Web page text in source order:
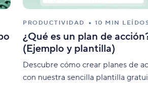
PRODUCTIVIDAD 10 MIN
¿Qué es un plan de
(Ejemplo y plantilla)
Descubre cómo crear planes de
con nuestra sencilla plantilla